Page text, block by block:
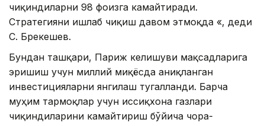
чиқиндиларни 98 фоизга камайтиради.
Стратегияни ишлаб чиқиш давом этмоқда «, деди
С. Брекешев.
Бундан ташқари, Париж келишуви мақсадларига
эришиш учун миллий миқёсда аниқланган
инвестицияларни янгилаш тугалланди. Барча
муҳим тармоқлар учун иссиқхона газлари
чиқиндиларини камайтириш бўйича чора-